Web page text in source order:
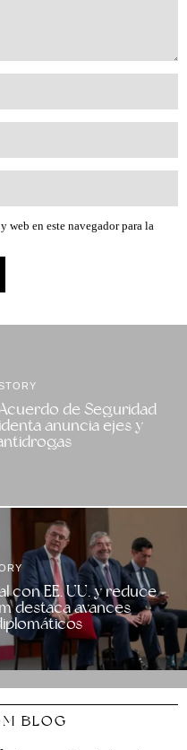
web en este navegador para la
de Seguridad
anuncia ejes y
con EE. UU. y reduce
destaca avances
BLOG